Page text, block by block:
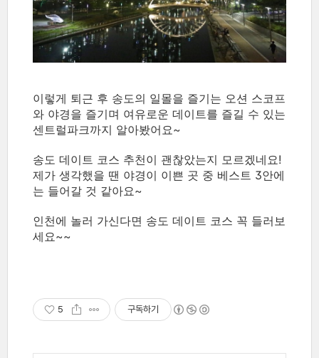
이렇게 퇴근 후 송도의 일몰을 즐기는 오션 스코프
와 야경을 즐기며 여유로운 데이트를 즐길 수 있는
센트럴파크까지 알아봤어요~
송도 데이트 코스 추천이 괜찮았는지 모르겠네요!
제가 생각했을 땐 야경이 이쁜 곳 중 베스트 3안에
는 들어갈 것 같아요~
인천에 놀러 가신다면 송도 데이트 코스 꼭 들러보
세요~~
5 구독하기